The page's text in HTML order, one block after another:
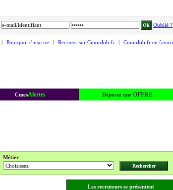
Oublié ?
| Pourquoi s'inscrire | Recruter sur CmonJob.fr | CmonJob.fr en favori
CmesAlertes Déposez une OFFRE
Métier
Les recruteurs se présentent